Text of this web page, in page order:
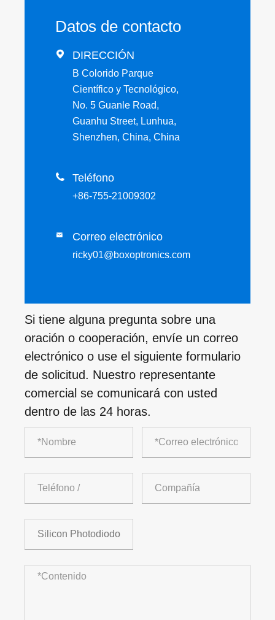
Datos de contacto
 DIRECCIÓN
B Colorido Parque
Científico y Tecnológico,
No. 5 Guanle Road,
Guanhu Street, Lunhua,
Shenzhen, China, China
 Teléfono
+86-755-21009302
 Correo electrónico
ricky01@boxoptronics.com
Si tiene alguna pregunta sobre una
oración o cooperación, envíe un correo
electrónico o use el siguiente formulario
de solicitud. Nuestro representante
comercial se comunicará con usted
dentro de las 24 horas.